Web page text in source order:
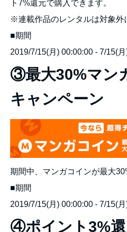
ト7%還元で購入できます。
※連載作品のレンタルは対象外
■期間
2019/7/15(月) 00:00:00 - 7/15(
③最大30%マン
キャンペーン
期間中、マンガコインが最大
■期間
2019/7/15(月) 00:00:00 - 7/15(
④ポイント3%